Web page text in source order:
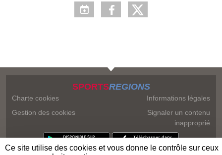
SPORTSREGIONS
Charte cookies
Gestion des cookies
Informations légales
Signaler un contenu
inapproprié
Ce site utilise des cookies et vous donne le contrôle sur ceux